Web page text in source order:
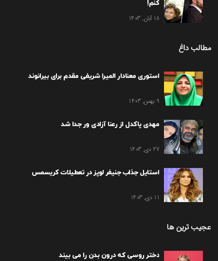
کنم!
18 آبان, 1403
مطالب داغ
استوری معنادار المیرا شریفی مقدم برای بیرانوند
9 بهمن, 1403
مهدی پاکدل از رعنا آزادی ور جدا شد
27 دی, 1403
استایل جذاب جنیفر لوپز در تعطیلات کریسمس
11 دی, 1403
عجیب ترین ها
دختر روسی که درون بدن را می بیند